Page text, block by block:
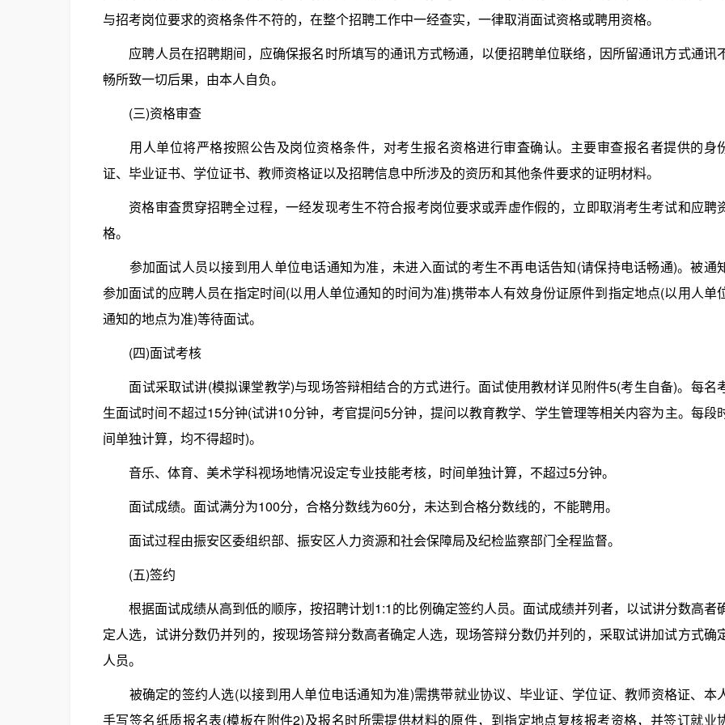
与招考岗位要求的资格条件不符的，在整个招聘工作中一经查实，一律取消面试资格或聘用资格。
应聘人员在招聘期间，应确保报名时所填写的通讯方式畅通，以便招聘单位联络，因所留通讯方式通讯
畅所致一切后果，由本人自负。
(三)资格审查
用人单位将严格按照公告及岗位资格条件，对考生报名资格进行审査确认。主要审查报名者提供的身
证、毕业证书、学位证书、教师资格证以及招聘信息中所涉及的资历和其他条件要求的证明材料。
资格审査贯穿招聘全过程，一经发现考生不符合报考岗位要求或弄虚作假的，立即取消考生考试和应聘
格。
参加面试人员以接到用人单位电话通知为准，未进入面试的考生不再电话告知(请保持电话畅通)。被通
参加面试的应聘人员在指定时间(以用人单位通知的时间为准)携带本人有效身份证原件到指定地点(以用人单
通知的地点为准)等待面试。
(四)面试考核
面试采取试讲(模拟课堂教学)与现场答辩相结合的方式进行。面试使用教材详见附件5(考生自备)。每名
生面试时间不超过15分钟(试讲10分钟，考官提问5分钟，提问以教育教学、学生管理等相关内容为主。每段
间单独计算，均不得超时)。
音乐、体育、美术学科视场地情况设定专业技能考核，时间单独计算，不超过5分钟。
面试成绩。面试满分为100分，合格分数线为60分，未达到合格分数线的，不能聘用。
面试过程由振安区委组织部、振安区人力资源和社会保障局及纪检监察部门全程监督。
(五)签约
根据面试成绩从高到低的顺序，按招聘计划1:1的比例确定签约人员。面试成绩并列者，以试讲分数高者
定人选，试讲分数仍并列的，按现场答辩分数高者确定人选，现场答辩分数仍并列的，采取试讲加试方式确
人员。
被确定的签约人选(以接到用人单位电话通知为准)需携带就业协议、毕业证、学位证、教师资格证、本
手写签名纸质报名表(模板在附件2)及报名时所需提供材料的原件，到指定地点复核报考资格，并签订就业